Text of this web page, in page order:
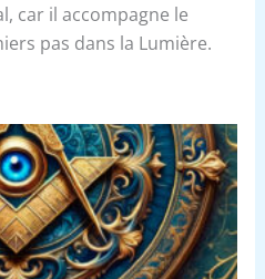
car il accompagne le
pas dans la Lumière.